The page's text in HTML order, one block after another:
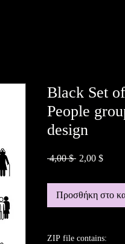
Black Set
People
design
4,00 $ Κανονική
2,00 $Τιμή
Προσθήκη στο
ZIP file contains: